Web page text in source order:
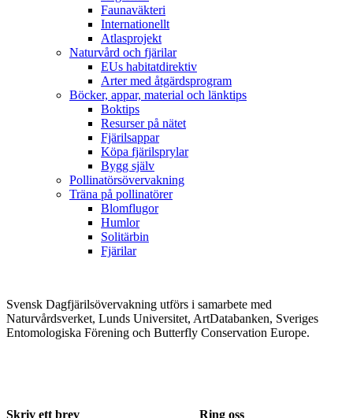
Faunaväkteri
Internationellt
Atlasprojekt
Naturvård och fjärilar
EUs habitatdirektiv
Arter med åtgärdsprogram
Böcker, appar, material och länktips
Boktips
Resurser på nätet
Fjärilsappar
Köpa fjärilsprylar
Bygg själv
Pollinatörsövervakning
Träna på pollinatörer
Blomflugor
Humlor
Solitärbin
Fjärilar
Svensk Dagfjärilsövervakning utförs i samarbete med
Naturvårdsverket, Lunds Universitet, ArtDatabanken, Sveriges
Entomologiska Förening och Butterfly Conservation Europe.
Skriv ett brev Ring oss